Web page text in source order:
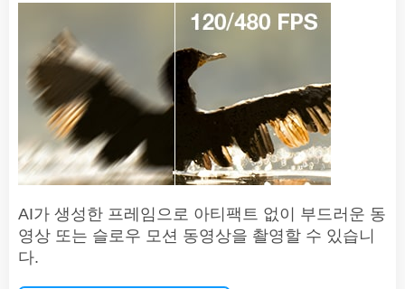
AI가 생성한 프레임으로 아티팩트 없이 부드러운 동
영상 또는 슬로우 모션 동영상을 촬영할 수 있습니
다.